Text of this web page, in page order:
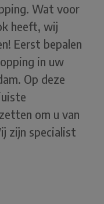
Wat voor
heeft, wij
Eerst bepalen
in uw
Op deze
om u van
zijn specialist